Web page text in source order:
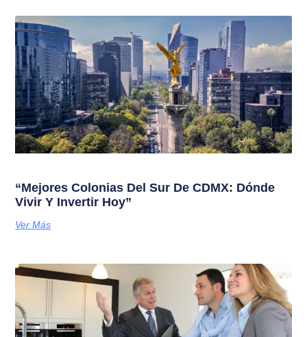
“Mejores Colonias Del Sur De CDMX: Dónde
Vivir Y Invertir Hoy”
Ver Más